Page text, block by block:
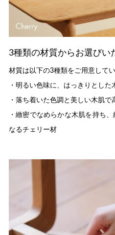
3種類の材質からお選びい
材質は以下の3種類をご用意してい
・明るい色味に、はっきりとし
・落ち着いた色調と美しい木肌
・緻密でなめらかな木肌を持ち
なるチェリー材